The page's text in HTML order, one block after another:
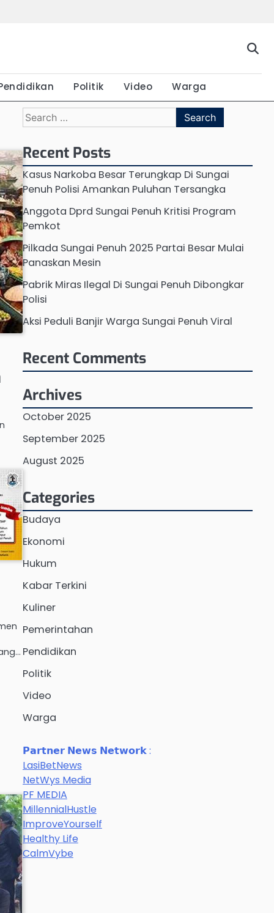
Politik Video Warga
Search
for:
Recent Posts
Kasus Narkoba Besar Terungkap Di Sungai
Penuh Polisi Amankan Puluhan Tersangka
Anggota Dprd Sungai Penuh Kritisi Program
Pemkot
Pilkada Sungai Penuh 2025 Partai Besar Mulai
Panaskan Mesin
Pabrik Miras Ilegal Di Sungai Penuh Dibongkar
Polisi
Aksi Peduli Banjir Warga Sungai Penuh Viral
Recent Comments
Archives
October 2025
September 2025
August 2025
Categories
Budaya
Ekonomi
Hukum
Kabar Terkini
Kuliner
Pemerintahan
Pendidikan
Politik
Video
Warga
𝗣𝗮𝗿𝘁𝗻𝗲𝗿 𝗡𝗲𝘄𝘀 𝗡𝗲𝘁𝘄𝗼𝗿𝗸 :
LasiBetNews
NetWys Media
PF MEDIA
MillennialHustle
ImproveYourself
Healthy Life
CalmVybe